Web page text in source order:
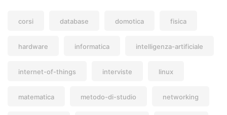
corsi database domotica fisica
hardware informatica intelligenza-artificiale
internet-of-things interviste linux
matematica metodo-di-studio networking